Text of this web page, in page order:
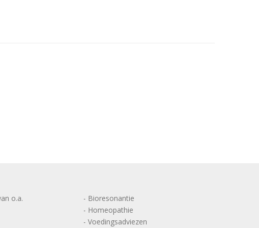
o.a.
- Bioresonantie
- Homeopathie
- Voedingsadviezen